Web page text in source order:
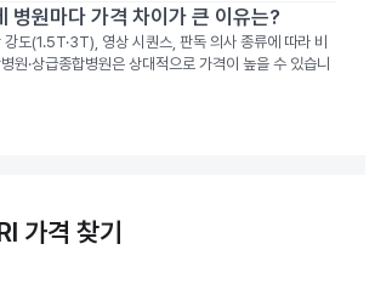
병원마다 가격 차이가 큰 이유는?
도(1.5T·3T), 영상 시퀀스, 판독 의사 종류에 따라 비
원·상급종합병원은 상대적으로 가격이 높을 수 있습니
가격 찾기